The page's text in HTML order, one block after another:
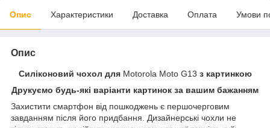
Опис Характеристики Доставка Оплата Умови
Опис
Силіконовий чохол для Motorola Moto G13 з картинкою
Друкуємо будь-які варіанти картинок за вашим бажанням
Захистити смартфон від пошкоджень є першочерговим
завданням після його придбання. Дизайнерські чохли не